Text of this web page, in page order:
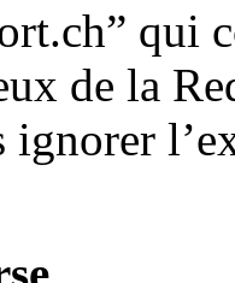
qui
de la